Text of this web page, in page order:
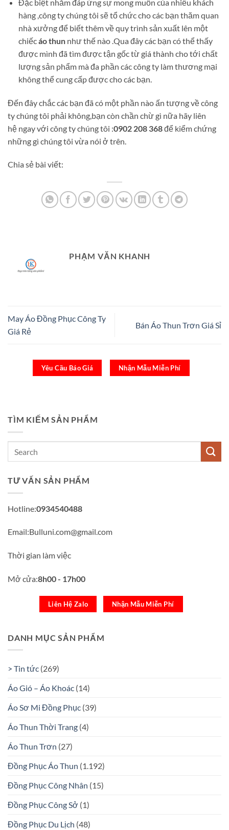
Đặc biệt nhằm đáp ứng sự mong muốn của nhiều khách
hàng ,công ty chúng tôi sẽ tổ chức cho các bạn thăm quan
nhà xưởng để biết thêm về quy trình sản xuất lên một
chiếcáo thunnhư thế nào .Qua đây các bạn có thể thấy
được mình đã tìm được tận gốc từ giá thành cho tới chất
lượng sản phẩm mà đa phần các công ty làm thương mại
không thể cung cấp được cho các bạn.
Đến đây chắc các bạn đã có một phần nào ấn tượng về công
ty chúng tôi phải không,bạn còn chần chừ gì nữa hãy liên
hệ ngay với công ty chúng tôi :0902 208 368để kiểm chứng
những gì chúng tôi vừa nói ở trên.
Chia sẻ bài viết:
PHẠM VĂN KHANH
May Áo Đồng Phục Công Ty
Giá Rẻ
Bán Áo Thun Trơn Giá Sỉ
Yêu Cầu Báo Giá Nhận Mẫu Miễn Phí
TÌM KIẾM SẢN PHẨM
TƯ VẤN SẢN PHẨM
Hotline:0934540488
Email:Bulluni.com@gmail.com
Thời gian làm việc
Mở cửa:8h00 - 17h00
Liên Hệ Zalo Nhận Mẫu Miễn Phí
DANH MỤC SẢN PHẨM
> Tin tức (269)
Áo Gió – Áo Khoác (14)
Áo Sơ Mi Đồng Phục (39)
Áo Thun Thời Trang (4)
Áo Thun Trơn (27)
Đồng Phục Áo Thun (1.192)
Đồng Phục Công Nhân (15)
Đồng Phục Công Sở (1)
Đồng Phục Du Lịch (48)